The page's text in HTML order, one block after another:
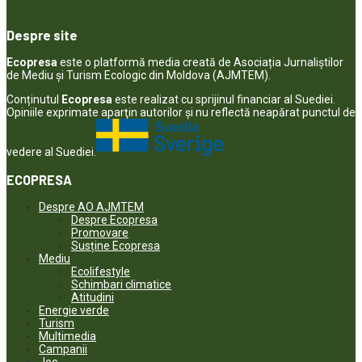
Despre site
Ecopresaeste o platformă media creată de Asociația Jurnaliștilor
de Mediu și Turism Ecologic din Moldova (AJMTEM).
Conținutul
Ecopresaeste realizat cu sprijinul financiar al Suediei.
Opiniile exprimate aparţin autorilor şi nu reflectă neapărat punctul de
vedere al Suediei.
ECOPRESA
Despre AO AJMTEM
Despre Ecopresa
Promovare
Susține Ecopresa
Mediu
Ecolifestyle
Schimbari climatice
Atitudini
Energie verde
Turism
Multimedia
Campanii